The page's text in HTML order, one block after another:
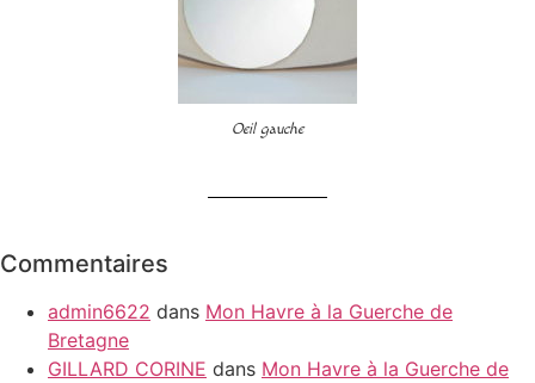
Oeil gauche
Commentaires
admin6622 dans Mon Havre à la Guerche de
Bretagne
GILLARD CORINE dans Mon Havre à la Guerche de